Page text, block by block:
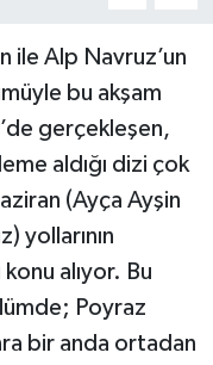
ile Alp Navruz’un
bu akşam
gerçekleşen,
aldığı dizi çok
(Ayça Ayşin
yollarının
alıyor. Bu
Poyraz
bir anda ortadan